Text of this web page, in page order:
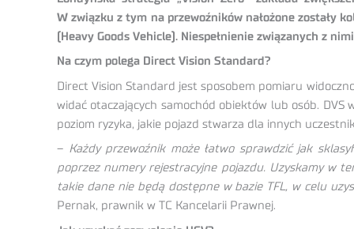
W związku z tym na przewoźników nałożone zostały
(Heavy Goods Vehicle). Niespełnienie związanych z
Na czym polega Direct Vision Standard?
Direct Vision Standard jest sposobem pomiaru
widać otaczających samochód obiektów lub osób.
poziom ryzyka, jakie pojazd stwarza dla innych
– Każdy przewoźnik może łatwo sprawdzić jak
poprzez numery rejestracyjne pojazdu. Uzyskamy w
takie dane nie będą dostępne w bazie TFL, w celu
Pernak, prawnik w TC Kancelarii Prawnej.